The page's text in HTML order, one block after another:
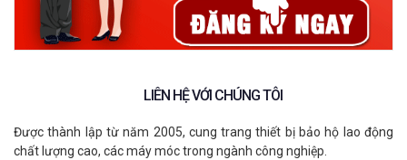
hoạt động mạnh hoặc sử dụng trong thời gian dài.
LIÊN HỆ VỚI CHÚNG TÔI
Được thành lập từ năm 2005, cung trang thiết bị bảo hộ lao động
chất lượng cao, các máy móc trong ngành công nghiệp.